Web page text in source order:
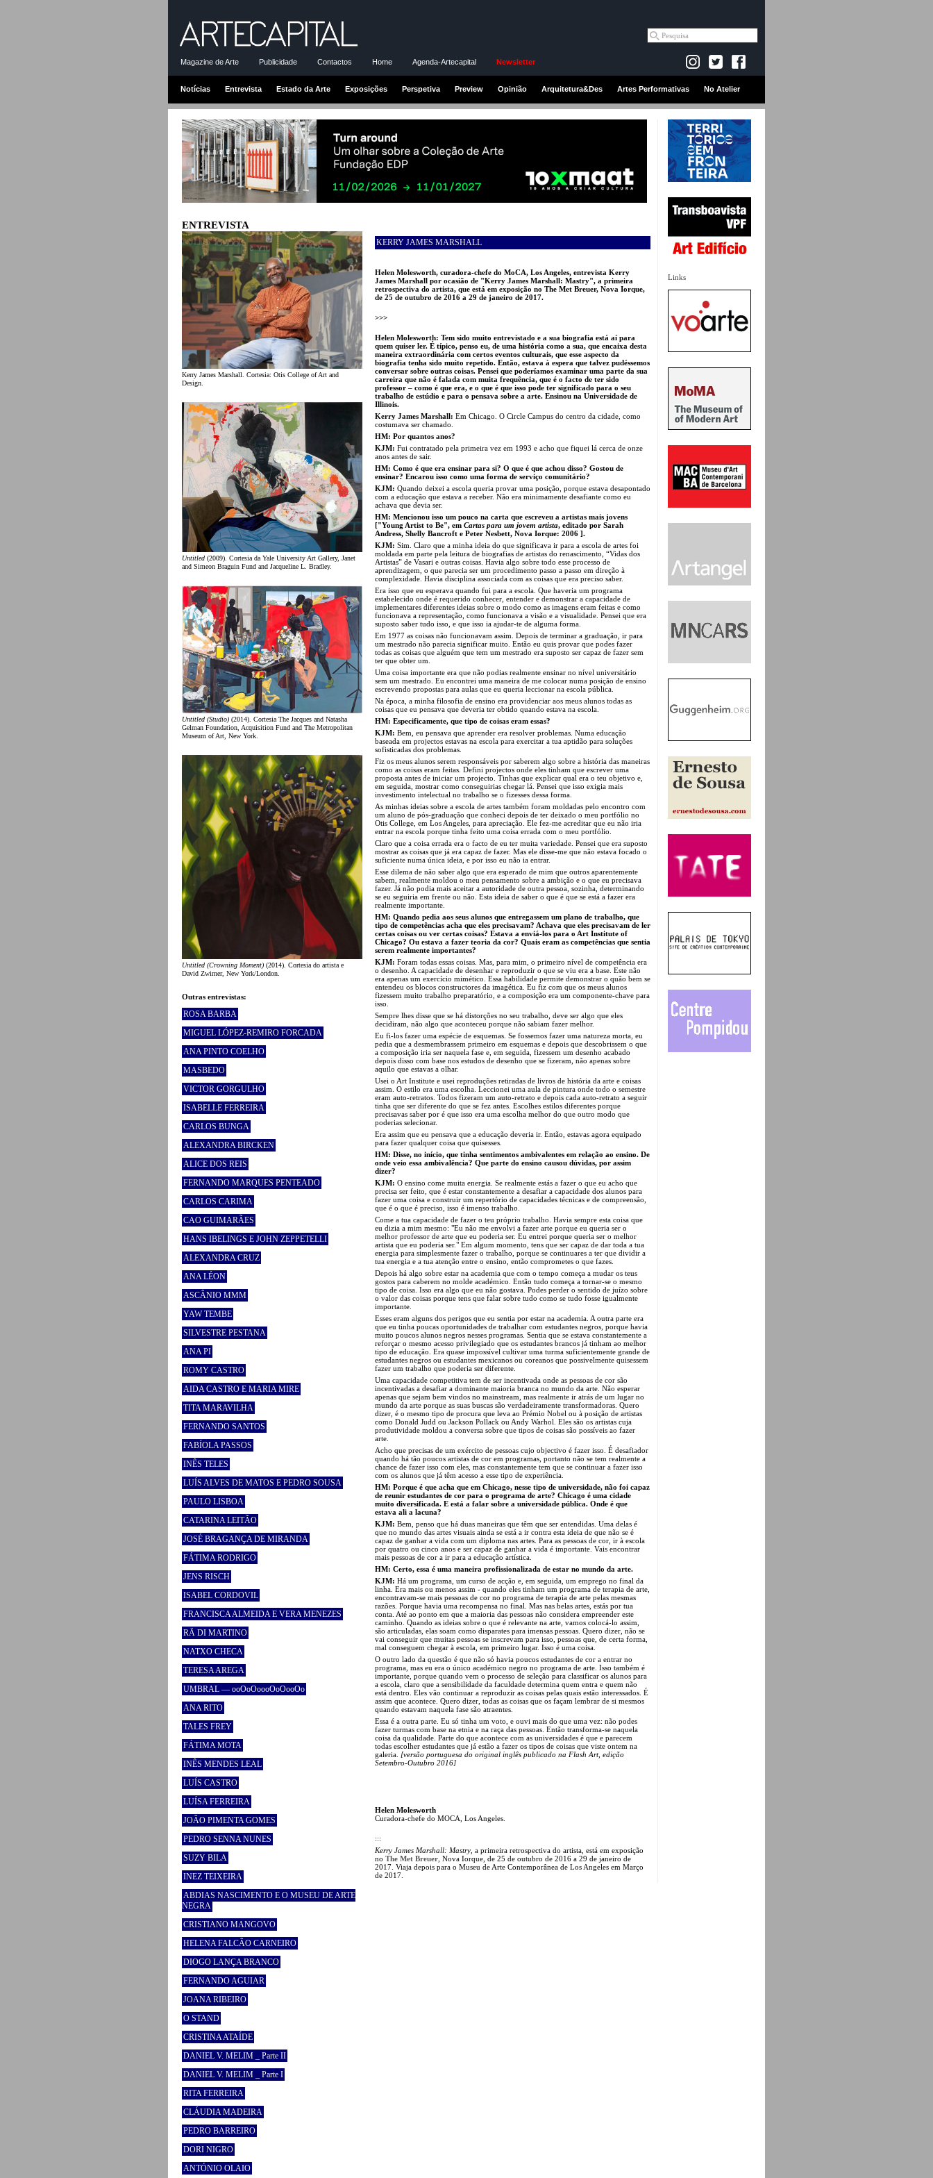
Magazine de Arte Publicidade Contactos Home Agenda-Artecapital Newsletter
Notícias Entrevista Estado da Arte Exposições Perspetiva Preview Opinião Arquitetura&Des Artes Performativas No Atelier
Links
ENTREVISTA
Kerry James Marshall. Cortesia: Otis College of Art and
Design.
Untitled (2009). Cortesia da Yale University Art Gallery, Janet
and Simeon Braguin Fund and Jacqueline L. Bradley.
Untitled (Studio) (2014). Cortesia The Jacques and Natasha
Gelman Foundation, Acquisition Fund and The Metropolitan
Museum of Art, New York.
Untitled (Crowning Moment) (2014). Cortesia do artista e
David Zwirner, New York/London.
Outras entrevistas:
ROSA BARBA
MIGUEL LÓPEZ-REMIRO FORCADA
ANA PINTO COELHO
MASBEDO
VICTOR GORGULHO
ISABELLE FERREIRA
CARLOS BUNGA
ALEXANDRA BIRCKEN
ALICE DOS REIS
FERNANDO MARQUES PENTEADO
CARLOS CARIMA
CAO GUIMARÃES
HANS IBELINGS E JOHN ZEPPETELLI
ALEXANDRA CRUZ
ANA LÉON
ASCÂNIO MMM
YAW TEMBE
SILVESTRE PESTANA
ANA PI
ROMY CASTRO
AIDA CASTRO E MARIA MIRE
TITA MARAVILHA
FERNANDO SANTOS
FABÍOLA PASSOS
INÊS TELES
LUÍS ALVES DE MATOS E PEDRO SOUSA
PAULO LISBOA
CATARINA LEITÃO
JOSÉ BRAGANÇA DE MIRANDA
FÁTIMA RODRIGO
JENS RISCH
ISABEL CORDOVIL
FRANCISCA ALMEIDA E VERA MENEZES
RÄ DI MARTINO
NATXO CHECA
TERESA AREGA
UMBRAL — ooOoOoooOoOooOo
ANA RITO
TALES FREY
FÁTIMA MOTA
INÊS MENDES LEAL
LUÍS CASTRO
LUÍSA FERREIRA
JOÃO PIMENTA GOMES
PEDRO SENNA NUNES
SUZY BILA
INEZ TEIXEIRA
ABDIAS NASCIMENTO E O MUSEU DE ARTE
NEGRA
CRISTIANO MANGOVO
HELENA FALCÃO CARNEIRO
DIOGO LANÇA BRANCO
FERNANDO AGUIAR
JOANA RIBEIRO
O STAND
CRISTINA ATAÍDE
DANIEL V. MELIM _ Parte II
DANIEL V. MELIM _ Parte I
RITA FERREIRA
CLÁUDIA MADEIRA
PEDRO BARREIRO
DORI NIGRO
ANTÓNIO OLAIO
KERRY JAMES MARSHALL
Helen Molesworth, curadora-chefe do MoCA, Los Angeles, entrevista Kerry
James Marshall por ocasião de "Kerry James Marshall: Mastry", a primeira
retrospectiva do artista, que está em exposição no The Met Breuer, Nova Iorque,
de 25 de outubro de 2016 a 29 de janeiro de 2017.
>>>
Helen Molesworth: Tem sido muito entrevistado e a sua biografia está aí para
quem quiser ler. É típico, penso eu, de uma história como a sua, que encaixa desta
maneira extraordinária com certos eventos culturais, que esse aspecto da
biografia tenha sido muito repetido. Então, estava à espera que talvez pudéssemos
conversar sobre outras coisas. Pensei que poderíamos examinar uma parte da sua
carreira que não é falada com muita frequência, que é o facto de ter sido
professor – como é que era, e o que é que isso pode ter significado para o seu
trabalho de estúdio e para o pensava sobre a arte. Ensinou na Universidade de
Illinois.
Kerry James Marshall: Em Chicago. O Circle Campus do centro da cidade, como
costumava ser chamado.
HM: Por quantos anos?
KJM: Fui contratado pela primeira vez em 1993 e acho que fiquei lá cerca de onze
anos antes de sair.
HM: Como é que era ensinar para si? O que é que achou disso? Gostou de
ensinar? Encarou isso como uma forma de serviço comunitário?
KJM: Quando deixei a escola queria provar uma posição, porque estava desapontado
com a educação que estava a receber. Não era minimamente desafiante como eu
achava que devia ser.
HM: Mencionou isso um pouco na carta que escreveu a artistas mais jovens
["Young Artist to Be", em Cartas para um jovem artista, editado por Sarah
Andress, Shelly Bancroft e Peter Nesbett, Nova Iorque: 2006 ].
KJM: Sim. Claro que a minha ideia do que significava ir para a escola de artes foi
moldada em parte pela leitura de biografias de artistas do renascimento, “Vidas dos
Artistas” de Vasari e outras coisas. Havia algo sobre todo esse processo de
aprendizagem, o que parecia ser um procedimento passo a passo em direção à
complexidade. Havia disciplina associada com as coisas que era preciso saber.
Era isso que eu esperava quando fui para a escola. Que haveria um programa
estabelecido onde é requerido conhecer, entender e demonstrar a capacidade de
implementares diferentes ideias sobre o modo como as imagens eram feitas e como
funcionava a representação, como funcionava a visão e a visualidade. Pensei que era
suposto saber tudo isso, e que isso ia ajudar-te de alguma forma.
Em 1977 as coisas não funcionavam assim. Depois de terminar a graduação, ir para
um mestrado não parecia significar muito. Então eu quis provar que podes fazer
todas as coisas que alguém que tem um mestrado era suposto ser capaz de fazer sem
ter que obter um.
Uma coisa importante era que não podias realmente ensinar no nível universitário
sem um mestrado. Eu encontrei uma maneira de me colocar numa posição de ensino
escrevendo propostas para aulas que eu queria leccionar na escola pública.
Na época, a minha filosofia de ensino era providenciar aos meus alunos todas as
coisas que eu pensava que deveria ter obtido quando estava na escola.
HM: Especificamente, que tipo de coisas eram essas?
KJM: Bem, eu pensava que aprender era resolver problemas. Numa educação
baseada em projectos estavas na escola para exercitar a tua aptidão para soluções
sofisticadas dos problemas.
Fiz os meus alunos serem responsáveis por saberem algo sobre a história das maneiras
como as coisas eram feitas. Defini projectos onde eles tinham que escrever uma
proposta antes de iniciar um projecto. Tinhas que explicar qual era o teu objetivo e,
em seguida, mostrar como conseguirias chegar lá. Pensei que isso exigia mais
investimento intelectual no trabalho se o fizesses dessa forma.
As minhas ideias sobre a escola de artes também foram moldadas pelo encontro com
um aluno de pós-graduação que conheci depois de ter deixado o meu portfólio no
Otis College, em Los Angeles, para apreciação. Ele fez-me acreditar que eu não iria
entrar na escola porque tinha feito uma coisa errada com o meu portfólio.
Claro que a coisa errada era o facto de eu ter muita variedade. Pensei que era suposto
mostrar as coisas que já era capaz de fazer. Mas ele disse-me que não estava focado o
suficiente numa única ideia, e por isso eu não ia entrar.
Esse dilema de não saber algo que era esperado de mim que outros aparentemente
sabem, realmente moldou o meu pensamento sobre a ambição e o que eu precisava
fazer. Já não podia mais aceitar a autoridade de outra pessoa, sozinha, determinando
se eu seguiria em frente ou não. Esta ideia de saber o que é que se está a fazer era
realmente importante.
HM: Quando pedia aos seus alunos que entregassem um plano de trabalho, que
tipo de competências acha que eles precisavam? Achava que eles precisavam de ler
certas coisas ou ver certas coisas? Estava a enviá-los para o Art Institute of
Chicago? Ou estava a fazer teoria da cor? Quais eram as competências que sentia
serem realmente importantes?
KJM: Foram todas essas coisas. Mas, para mim, o primeiro nível de competência era
o desenho. A capacidade de desenhar e reproduzir o que se viu era a base. Este não
era apenas um exercício mimético. Essa habilidade permite demonstrar o quão bem se
entendeu os blocos constructores da imagética. Eu fiz com que os meus alunos
fizessem muito trabalho preparatório, e a composição era um componente-chave para
isso.
Sempre lhes disse que se há distorções no seu trabalho, deve ser algo que eles
decidiram, não algo que aconteceu porque não sabiam fazer melhor.
Eu fi-los fazer uma espécie de esquemas. Se fossemos fazer uma natureza morta, eu
pedia que a desmembrassem primeiro em esquemas e depois que descobrissem o que
a composição iria ser naquela fase e, em seguida, fizessem um desenho acabado
depois disso com base nos estudos de desenho que se fizeram, não apenas sobre
aquilo que estavas a olhar.
Usei o Art Institute e usei reproduções retiradas de livros de história da arte e coisas
assim. O estilo era uma escolha. Leccionei uma aula de pintura onde todo o semestre
eram auto-retratos. Todos fizeram um auto-retrato e depois cada auto-retrato a seguir
tinha que ser diferente do que se fez antes. Escolhes estilos diferentes porque
precisavas saber por é que isso era uma escolha melhor do que outro modo que
poderias selecionar.
Era assim que eu pensava que a educação deveria ir. Então, estavas agora equipado
para fazer qualquer coisa que quisesses.
HM: Disse, no início, que tinha sentimentos ambivalentes em relação ao ensino. De
onde veio essa ambivalência? Que parte do ensino causou dúvidas, por assim
dizer?
KJM: O ensino come muita energia. Se realmente estás a fazer o que eu acho que
precisa ser feito, que é estar constantemente a desafiar a capacidade dos alunos para
fazer uma coisa e construir um repertório de capacidades técnicas e de compreensão,
que é o que é preciso, isso é imenso trabalho.
Come a tua capacidade de fazer o teu próprio trabalho. Havia sempre esta coisa que
eu dizia a mim mesmo: "Eu não me envolvi a fazer arte porque eu queria ser o
melhor professor de arte que eu poderia ser. Eu entrei porque queria ser o melhor
artista que eu poderia ser." Em algum momento, tens que ser capaz de dar toda a tua
energia para simplesmente fazer o trabalho, porque se continuares a ter que dividir a
tua energia e a tua atenção entre o ensino, então comprometes o que fazes.
Depois há algo sobre estar na academia que com o tempo começa a mudar os teus
gostos para caberem no molde académico. Então tudo começa a tornar-se o mesmo
tipo de coisa. Isso era algo que eu não gostava. Podes perder o sentido de juízo sobre
o valor das coisas porque tens que falar sobre tudo como se tudo fosse igualmente
importante.
Esses eram alguns dos perigos que eu sentia por estar na academia. A outra parte era
que eu tinha poucas oportunidades de trabalhar com estudantes negros, porque havia
muito poucos alunos negros nesses programas. Sentia que se estava constantemente a
reforçar o mesmo acesso privilegiado que os estudantes brancos já tinham ao melhor
tipo de educação. Era quase impossível cultivar uma turma suficientemente grande de
estudantes negros ou estudantes mexicanos ou coreanos que possivelmente quisessem
fazer um trabalho que poderia ser diferente.
Uma capacidade competitiva tem de ser incentivada onde as pessoas de cor são
incentivadas a desafiar a dominante maioria branca no mundo da arte. Não esperar
apenas que sejam bem vindos no mainstream, mas realmente ir atrás de um lugar no
mundo da arte porque as suas buscas são verdadeiramente transformadoras. Quero
dizer, é o mesmo tipo de procura que leva ao Prémio Nobel ou à posição de artistas
como Donald Judd ou Jackson Pollack ou Andy Warhol. Eles são os artistas cuja
produtividade moldou a conversa sobre que tipos de coisas são possíveis ao fazer
arte.
Acho que precisas de um exército de pessoas cujo objectivo é fazer isso. É desafiador
quando há tão poucos artistas de cor em programas, portanto não se tem realmente a
chance de fazer isso com eles, mas constantemente tem que se continuar a fazer isso
com os alunos que já têm acesso a esse tipo de experiência.
HM: Porque é que acha que em Chicago, nesse tipo de universidade, não foi capaz
de reunir estudantes de cor para o programa de arte? Chicago é uma cidade
muito diversificada. E está a falar sobre a universidade pública. Onde é que
estava ali a lacuna?
KJM: Bem, penso que há duas maneiras que têm que ser entendidas. Uma delas é
que no mundo das artes visuais ainda se está a ir contra esta ideia de que não se é
capaz de ganhar a vida com um diploma nas artes. Para as pessoas de cor, ir à escola
por quatro ou cinco anos e ser capaz de ganhar a vida é importante. Vais encontrar
mais pessoas de cor a ir para a educação artística.
HM: Certo, essa é uma maneira profissionalizada de estar no mundo da arte.
KJM: Há um programa, um curso de acção e, em seguida, um emprego no final da
linha. Era mais ou menos assim - quando eles tinham um programa de terapia de arte,
encontravam-se mais pessoas de cor no programa de terapia de arte pelas mesmas
razões. Porque havia uma recompensa no final. Mas nas belas artes, estás por tua
conta. Até ao ponto em que a maioria das pessoas não considera empreender este
caminho. Quando as ideias sobre o que é relevante na arte, vamos colocá-lo assim,
são articuladas, elas soam como disparates para imensas pessoas. Quero dizer, não se
vai conseguir que muitas pessoas se inscrevam para isso, pessoas que, de certa forma,
mal conseguem chegar à escola, em primeiro lugar. Isso é uma coisa.
O outro lado da questão é que não só havia poucos estudantes de cor a entrar no
programa, mas eu era o único académico negro no programa de arte. Isso também é
importante, porque quando vem o processo de seleção para classificar os alunos para
a escola, claro que a sensibilidade da faculdade determina quem entra e quem não
está dentro. Eles vão continuar a reproduzir as coisas pelas quais estão interessados. É
assim que acontece. Quero dizer, todas as coisas que os façam lembrar de si mesmos
quando estavam naquela fase são atraentes.
Essa é a outra parte. Eu só tinha um voto, e ouvi mais do que uma vez: não podes
fazer turmas com base na etnia e na raça das pessoas. Então transforma-se naquela
coisa da qualidade. Parte do que acontece com as universidades é que e parecem
todas escolher estudantes que já estão a fazer os tipos de coisas que viste ontem na
galeria. [versão portuguesa do original inglês publicado na Flash Art, edição
Setembro-Outubro 2016]
Helen Molesworth
Curadora-chefe do MOCA, Los Angeles.
:::
Kerry James Marshall: Mastry , a primeira retrospectiva do artista, está em exposição
no The Met Breuer , Nova Iorque, de 25 de outubro de 2016 a 29 de janeiro de
2017. Viaja depois para o Museu de Arte Contemporânea de Los Angeles em Março
de 2017.